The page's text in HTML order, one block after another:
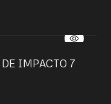
DE IMPACTO 7